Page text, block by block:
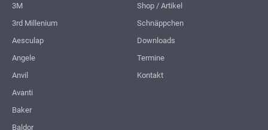
3M
3rd Millenium
Aesculap
Angele
Anvil
Avanti
Baker
Baldor
Shop / Artikel
Schnäppchen
Downloads
Termine
Kontakt